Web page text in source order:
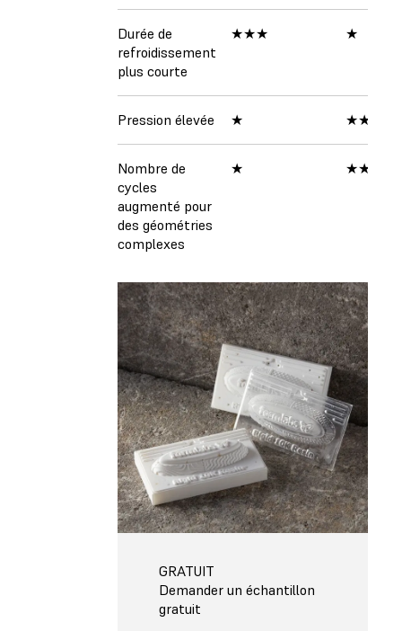
Durée de
refroidissement
plus courte
★★★ ★
Pression élevée ★ ★★
Nombre de
cycles
augmenté pour
des géométries
complexes
★ ★★
GRATUIT
Demander un échantillon
gratuit